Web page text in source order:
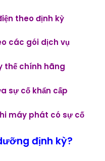
theo định kỳ
các gói dịch vụ
thế chính hãng
sự cố khẩn cấp
máy phát có sự cố
định kỳ?